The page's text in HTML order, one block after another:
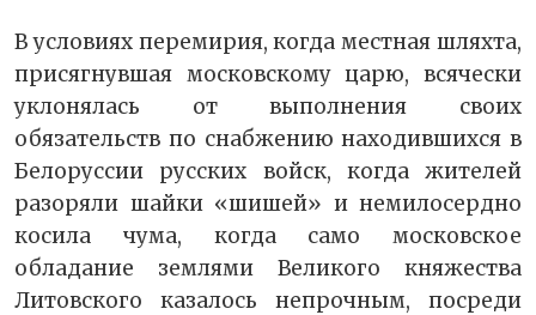
В условиях перемирия, когда местная шляхта,
присягнувшая московскому царю, всячески
уклонялась от выполнения своих
обязательств по снабжению находившихся в
Белоруссии русских войск, когда жителей
разоряли шайки «шишей» и немилосердно
косила чума, когда само московское
обладание землями Великого княжества
Литовского казалось непрочным, посреди